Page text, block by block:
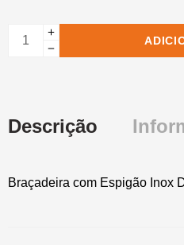
Descrição
Braçadeira com Espigão Inox